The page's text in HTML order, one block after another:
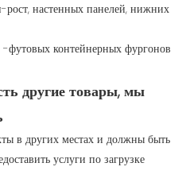
рост, настенных панелей, нижних
другие товары, мы
в других местах и ​​должны быть
услуги по загрузке